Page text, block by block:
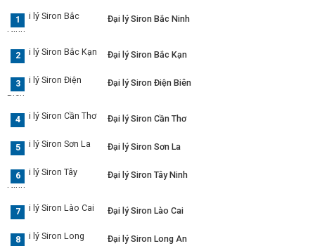
Đại lý Siron Bắc Ninh
Đại lý Siron Bắc Kạn
Đại lý Siron Điện Biên
Đại lý Siron Cần Thơ
Đại lý Siron Sơn La
Đại lý Siron Tây Ninh
Đại lý Siron Lào Cai
Đại lý Siron Long An